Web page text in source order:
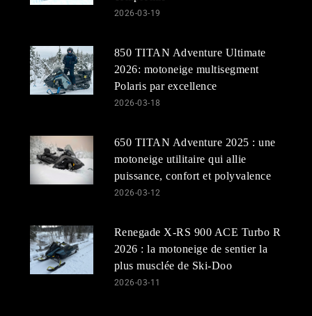
2026-03-19
850 TITAN Adventure Ultimate
2026: motoneige multisegment
Polaris par excellence
2026-03-18
650 TITAN Adventure 2025 : une
motoneige utilitaire qui allie
puissance, confort et polyvalence
2026-03-12
Renegade X-RS 900 ACE Turbo R
2026 : la motoneige de sentier la
plus musclée de Ski-Doo
2026-03-11